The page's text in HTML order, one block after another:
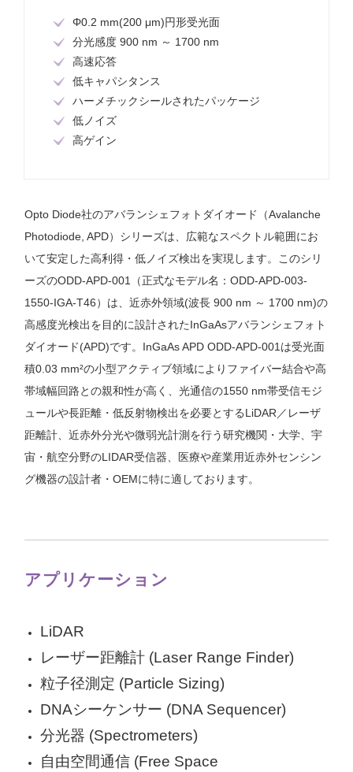
Φ0.2 mm(200 μm)円形受光面
分光感度 900 nm ～ 1700 nm
高速応答
低キャパシタンス
ハーメチックシールされたパッケージ
低ノイズ
高ゲイン
Opto Diode社のアバランシェフォトダイオード（Avalanche
Photodiode, APD）シリーズは、広範なスペクトル範囲にお
いて安定した高利得・低ノイズ検出を実現します。このシリ
ーズのODD-APD-001（正式なモデル名：ODD-APD-003-
1550-IGA-T46）は、近赤外領域(波長 900 nm ～ 1700 nm)の
高感度光検出を目的に設計されたInGaAsアバランシェフォト
ダイオード(APD)です。InGaAs APD ODD-APD-001は受光面
積0.03 mm²の小型アクティブ領域によりファイバー結合や高
帯域幅回路との親和性が高く、光通信の1550 nm帯受信モジ
ュールや長距離・低反射物検出を必要とするLiDAR／レーザ
距離計、近赤外分光や微弱光計測を行う研究機関・大学、宇
宙・航空分野のLIDAR受信器、医療や産業用近赤外センシン
グ機器の設計者・OEMに特に適しております。
アプリケーション
LiDAR
レーザー距離計 (Laser Range Finder)
粒子径測定 (Particle Sizing)
DNAシーケンサー (DNA Sequencer)
分光器 (Spectrometers)
自由空間通信 (Free Space